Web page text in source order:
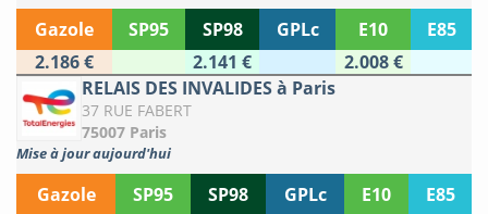
Gazole SP95 SP98 GPLc E10
E85
2.186 €
2.141 €
2.008 €
RELAIS DES INVALIDES à Paris
37 RUE FABERT
75007 Paris
Mise à jour aujourd'hui
Gazole SP95 SP98 GPLc E10
E85